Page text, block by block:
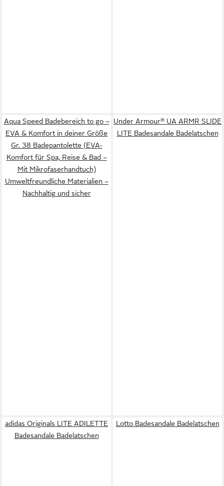
Aqua Speed Badebereich to go –
EVA & Komfort in deiner Größe
Gr. 38 Badepantolette (EVA-
Komfort für Spa, Reise & Bad –
Mit Mikrofaserhandtuch)
Umweltfreundliche Materialien –
Nachhaltig und sicher
Under Armour® UA ARMR SLIDE
LITE Badesandale Badelatschen
adidas Originals LITE ADILETTE
Badesandale Badelatschen
Lotto Badesandale Badelatschen